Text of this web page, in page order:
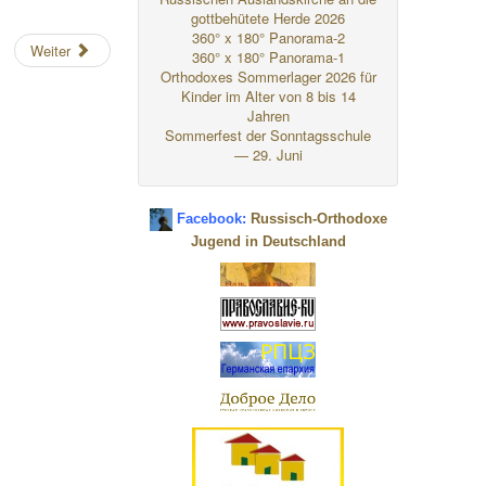
Weiter
gottbehütete Herde 2026
360° x 180° Panorama-2
360° x 180° Panorama-1
Orthodoxes Sommerlager 2026 für
Kinder im Alter von 8 bis 14
Jahren
Sommerfest der Sonntagsschule
— 29. Juni
Facebook: Russisch-Orthodoxe
Jugend in Deutschland